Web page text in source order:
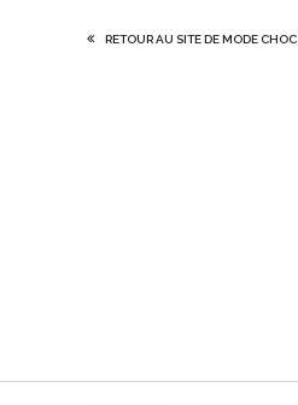
RETOUR AU SITE DE MODE CHOC